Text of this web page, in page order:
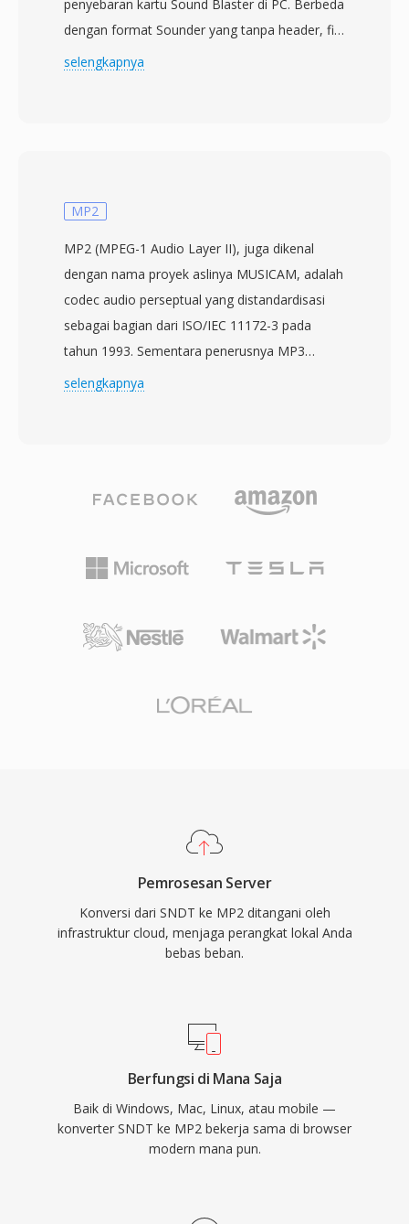
penyebaran kartu Sound Blaster di PC. Berbeda
dengan format Sounder yang tanpa header, file
SNDT menyertakan header singkat dengan
22050 Hz dalam mono. Sndtool berfungsi
gelombang sederhana, sering didistribusikan
sebagai shareware atau disertakan dengan
driver kartu suara. Keunggulan utama dibanding
format audio DOS pesaing adalah header yang
mendeskripsikan diri sendiri ini, yang
menghilangkan tebakan saat memutar file yang
memerlukan dekompresi dan overhead CPU
minimal pada prosesor 286 dan 386 saat itu.
untuk game PC awal dan presentasi
audio yang andal di seluruh ekosistem
perangkat keras Sound Blaster yang terbatas.
lunak retro dan didukung oleh SoX untuk
selengkapnya
MP2
MP2 (MPEG-1 Audio Layer II), juga dikenal
dengan nama proyek aslinya MUSICAM, adalah
codec audio perseptual yang distandardisasi
sebagai bagian dari ISO/IEC 11172-3 pada
tahun 1993. Sementara penerusnya MP3
menarik perhatian konsumen, MP2 mengukir
menerapkan model psikoakustik untuk
mengkuantisasi dan melakukan Huffman-
coding pada setiap sub-band. Penerapan
untuk stereo, menghasilkan kualitas transparan
dibanding Layer III. Properti ini menjelaskan
siaran langsung di mana sinkronisasi bibir
relevan beberapa dekade setelah standardisasi:
degradasi yang anggun di bawah kesalahan
transmisi yang vital untuk sinyal over-the-air,
broadcast Eropa dan Asia.
selengkapnya
Pemrosesan Server
Konversi dari SNDT ke MP2 ditangani oleh
infrastruktur cloud, menjaga perangkat lokal Anda
bebas beban.
Berfungsi di Mana Saja
Baik di Windows, Mac, Linux, atau mobile —
konverter SNDT ke MP2 bekerja sama di browser
modern mana pun.